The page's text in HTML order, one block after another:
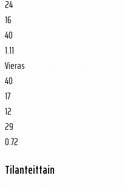
24
16
40
1.11
Vieras
40
17
12
29
0.72
Tilanteittain